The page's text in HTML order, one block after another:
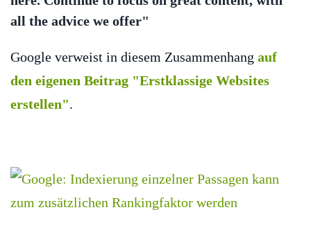
all the advice we offer"
Google verweist in diesem Zusammenhang auf
den eigenen Beitrag "Erstklassige Websites
erstellen".